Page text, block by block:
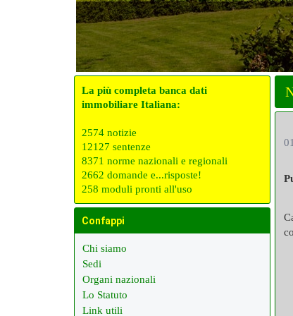
La più completa banca dati
immobiliare Italiana:
2574 notizie
12127 sentenze
8371 norme nazionali e regionali
2662 domande e...risposte!
258 moduli pronti all'uso
Confappi
Chi siamo
Sedi
Organi nazionali
Lo Statuto
Link utili